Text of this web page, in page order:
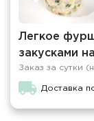
Легкое
закусками
Заказ за сутки
Доставка